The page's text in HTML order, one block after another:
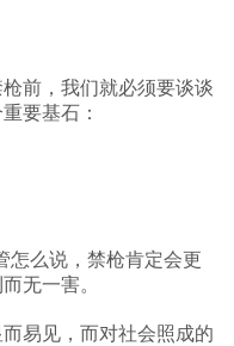
前，我们就必须要谈谈
要基石：
怎么说，禁枪肯定会更
无一害。
易见，而对社会照成的